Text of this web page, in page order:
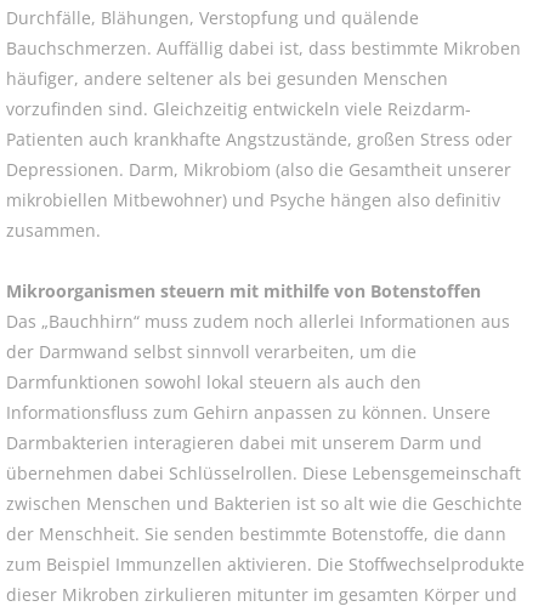
Durchfälle, Blähungen, Verstopfung und quälende
Bauchschmerzen. Auffällig dabei ist, dass bestimmte Mikroben
häufiger, andere seltener als bei gesunden Menschen
vorzufinden sind. Gleichzeitig entwickeln viele Reizdarm-
Patienten auch krankhafte Angstzustände, großen Stress oder
Depressionen. Darm, Mikrobiom (also die Gesamtheit unserer
mikrobiellen Mitbewohner) und Psyche hängen also definitiv
zusammen.
Mikroorganismen steuern mit mithilfe von Botenstoffen
Das „Bauchhirn“ muss zudem noch allerlei Informationen aus
der Darmwand selbst sinnvoll verarbeiten, um die
Darmfunktionen sowohl lokal steuern als auch den
Informationsfluss zum Gehirn anpassen zu können. Unsere
Darmbakterien interagieren dabei mit unserem Darm und
übernehmen dabei Schlüsselrollen. Diese Lebensgemeinschaft
zwischen Menschen und Bakterien ist so alt wie die Geschichte
der Menschheit. Sie senden bestimmte Botenstoffe, die dann
zum Beispiel Immunzellen aktivieren. Die Stoffwechselprodukte
dieser Mikroben zirkulieren mitunter im gesamten Körper und